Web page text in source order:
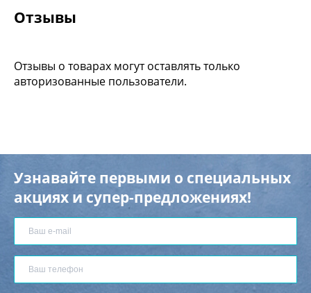
Отзывы
Отзывы о товарах могут оставлять только
авторизованные пользователи.
Узнавайте первыми о специальных
акциях и супер-предложениях!